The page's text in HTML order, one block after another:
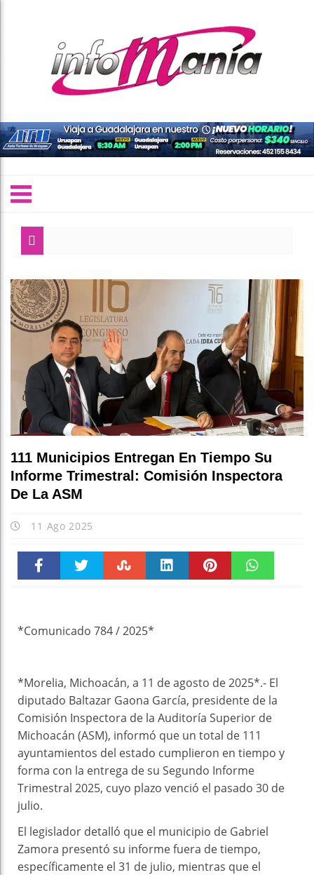
111 Municipios Entregan En Tiempo Su
Informe Trimestral: Comisión Inspectora
De La ASM
11 Ago 2025
*Comunicado 784 / 2025*
*Morelia, Michoacán, a 11 de agosto de 2025*.- El
diputado Baltazar Gaona García, presidente de la
Comisión Inspectora de la Auditoría Superior de
Michoacán (ASM), informó que un total de 111
ayuntamientos del estado cumplieron en tiempo y
forma con la entrega de su Segundo Informe
Trimestral 2025, cuyo plazo venció el pasado 30 de
julio.
El legislador detalló que el municipio de Gabriel
Zamora presentó su informe fuera de tiempo,
específicamente el 31 de julio, mientras que el